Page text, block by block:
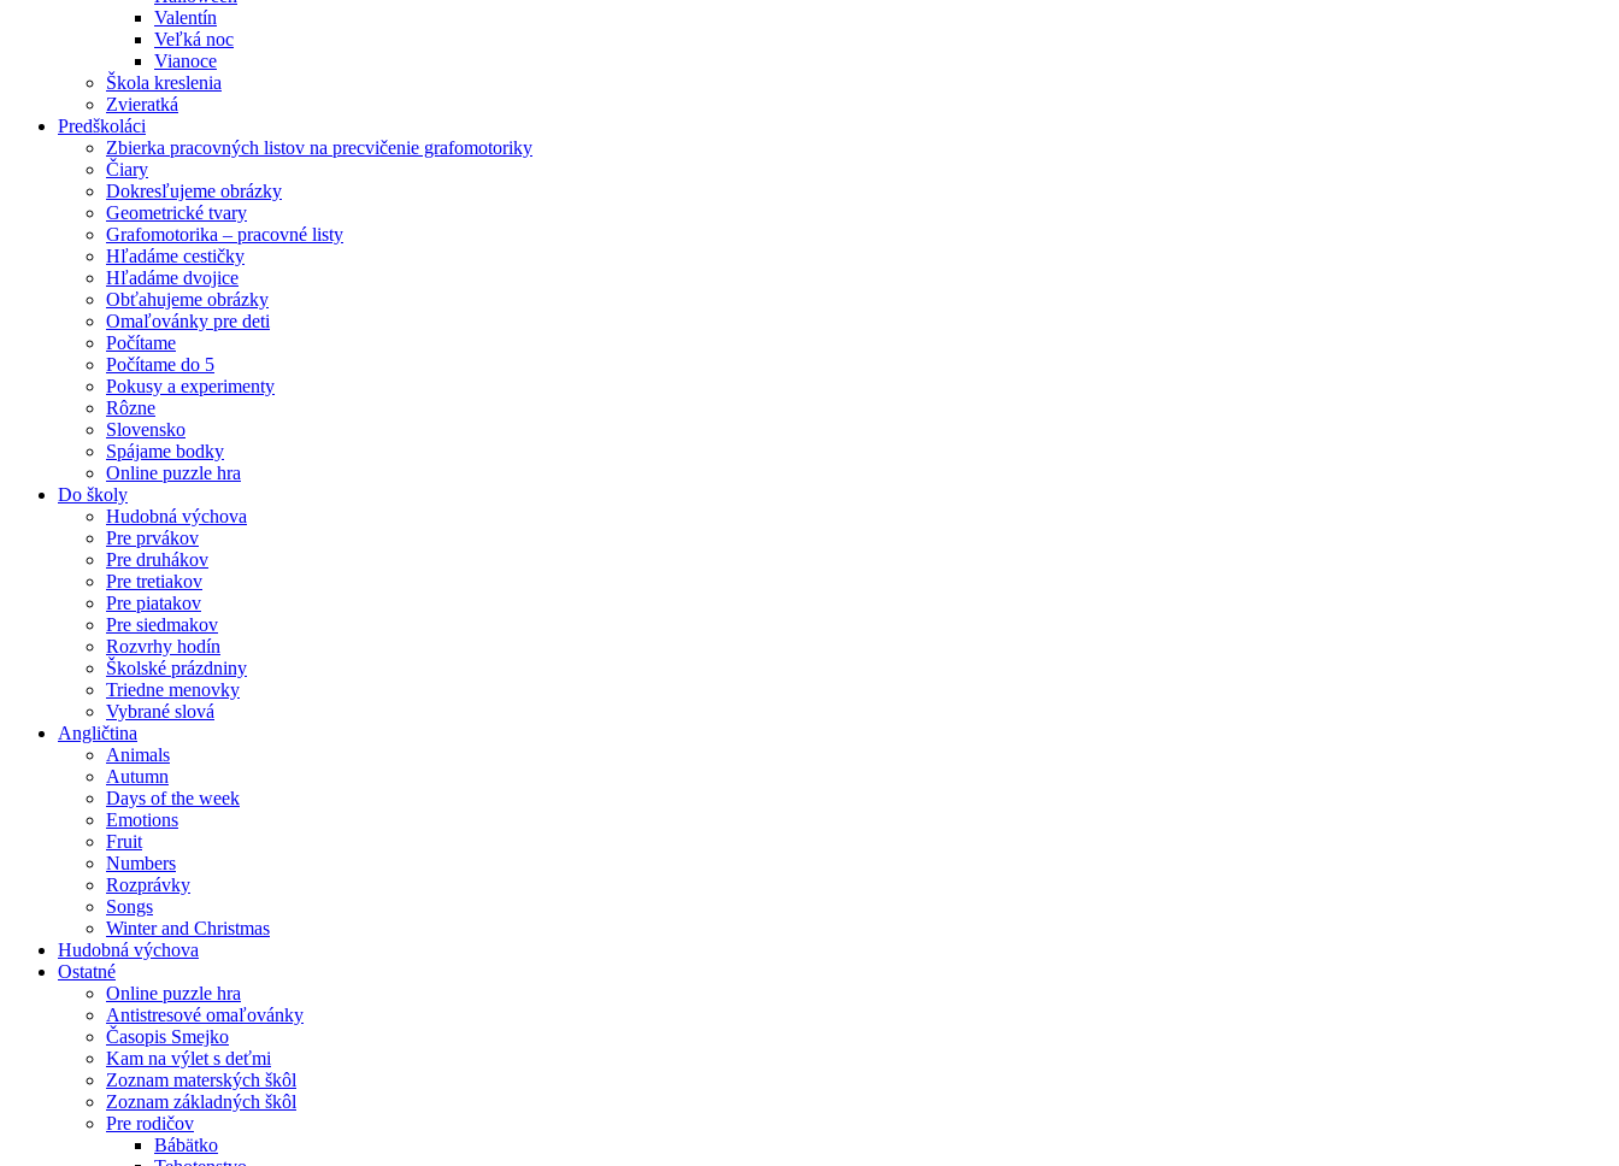
Valentín
Veľká noc
Vianoce
Škola kreslenia
Zvieratká
Predškoláci
Zbierka pracovných listov na precvičenie grafomotoriky
Čiary
Dokresľujeme obrázky
Geometrické tvary
Grafomotorika – pracovné listy
Hľadáme cestičky
Hľadáme dvojice
Obťahujeme obrázky
Omaľovánky pre deti
Počítame
Počítame do 5
Pokusy a experimenty
Rôzne
Slovensko
Spájame bodky
Online puzzle hra
Do školy
Hudobná výchova
Pre prvákov
Pre druhákov
Pre tretiakov
Pre piatakov
Pre siedmakov
Rozvrhy hodín
Školské prázdniny
Triedne menovky
Vybrané slová
Angličtina
Animals
Autumn
Days of the week
Emotions
Fruit
Numbers
Rozprávky
Songs
Winter and Christmas
Hudobná výchova
Ostatné
Online puzzle hra
Antistresové omaľovánky
Časopis Smejko
Kam na výlet s deťmi
Zoznam materských škôl
Zoznam základných škôl
Pre rodičov
Bábätko